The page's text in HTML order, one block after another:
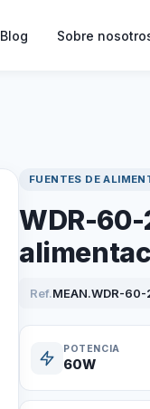
Blog Sobre
FUENTES DE
WDR-60-
Ref.MEAN.WDR-60-
​POTENCIA
60W